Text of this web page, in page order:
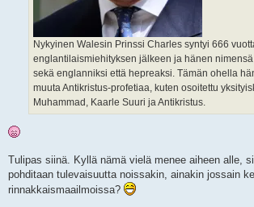
Nykyinen Walesin Prinssi Charles syntyi 666
englantilaismiehityksen jälkeen ja hänen
sekä englanniksi että hepreaksi. Tämän ohella
muuta Antikristus-profetiaa, kuten osoitettu
Muhammad, Kaarle Suuri ja Antikristus.
Tulipas siinä. Kyllä nämä vielä menee aiheen alle,
pohditaan tulevaisuutta noissakin, ainakin jossain
rinnakkaismaailmoissa?